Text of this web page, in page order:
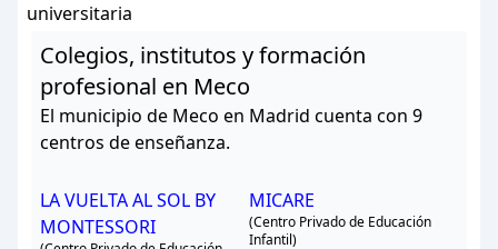
universitaria
Colegios, institutos y formación
profesional en Meco
El municipio de Meco en Madrid cuenta con 9
centros de enseñanza.
LA VUELTA AL SOL BY
MONTESSORI
MICARE
(Centro Privado de Educación
Infantil)